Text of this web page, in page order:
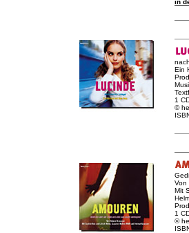
in
Ein
1
©
Von
Mit
1
©